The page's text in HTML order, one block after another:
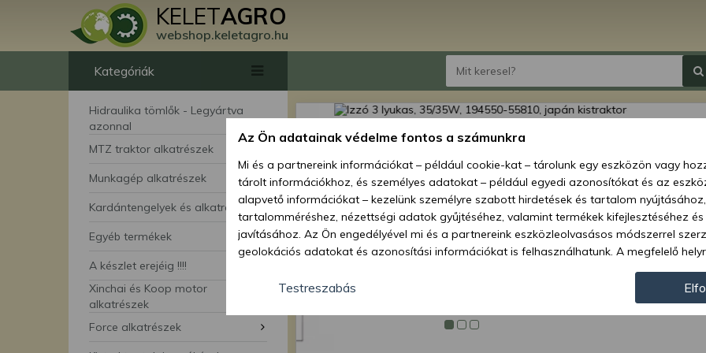
KELETAGRO
webshop.keletagro.hu
Kategóriák
Hidraulika tömlők - Legyártva
azonnal
MTZ traktor alkatrészek
Munkagép alkatrészek
Kardántengelyek és alkatrészei
Egyéb termékek
A készlet erejéig !!!!
Xinchai és Koop motor
alkatrészek
Force alkatrészek
Izzó
Ár:
Szállítási
Cikkszám:
Az Ön adatainak védelme fontos a számunkra
Mi és a partnereink információkat – például cookie-kat – tárolunk egy eszközön vagy
tárolt információkhoz, és személyes adatokat – például egyedi azonosítókat és az
alapvető információkat – kezelünk személyre szabott hirdetések és tartalom
tartalomméréshez, nézettségi adatok gyűjtéséhez, valamint termékek kifejlesztéséhez
javításához. Az Ön engedélyével mi és a partnereink eszközleolvasásos módszerrel
geolokációs adatokat és azonosítási információkat is felhasználhatunk. A megfelelő
hozzájárulhat ahhoz, hogy mi és a partnereink a fent leírtak szerint adatkezelést
lehetőségként a hozzájárulás megadása vagy elutasítása előtt részletesebb
megváltoztathatja beállításait. Felhívjuk figyelmét, hogy személyes adatainak bizonyos
feltétlenül szükséges az Ön hozzájárulása, de jogában áll tiltakozni az ilyen jellegű
beállításai csak erre a weboldalra érvényesek. Erre a webhelyre visszatérve vagy az
Testreszabás